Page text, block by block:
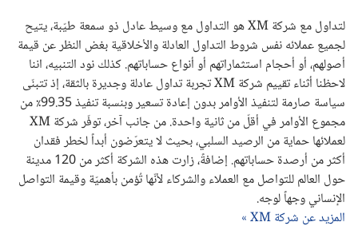
لتداول مع شركة XM هو التداول مع وسيط عادل ذو سمعة طيّبة، يتيح
لجميع عملائه نفس شروط التداول العادلة والأخلاقية بغض النظر عن قيمة
أصولهم، أو أحجام استثماراتهم أو أنواع حساباتهم. كذلك نود التنبيه، اننا
لاحظنا أثناء تقييم شركة XM تجربة تداول عادلة وجديرة بالثقة، إذ تتبنّى
سياسة صارمة لتنفيذ الأوامر بدون إعادة تسعير وبنسبة تنفيذ 99.35٪ من
مجموع الأوامر في أقلّ من ثانية واحدة. من جانب آخر، توفّر شركة XM
لعملائها حماية من الرصيد السلبي، بحيث لا يتعرّضون أبداً لخطر فقدان
أكثر من أرصدة حساباتهم. إضافةً، زارت هذه الشركة أكثر من 120 مدينة
حول العالم للتواصل مع العملاء والشركاء لأنّها تُؤمن بأهميّة وقيمة التواصل
الإنساني وجهاً لوجه.
المزيد عن شركة XM »